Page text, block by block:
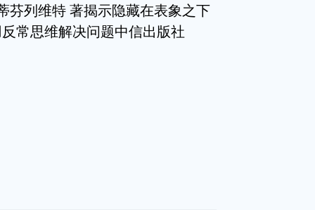
芬列维特 著揭示隐藏在表象之下
常思维解决问题中信出版社